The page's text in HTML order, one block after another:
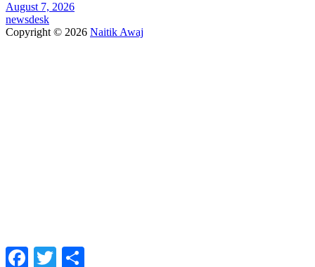
August 7, 2026
newsdesk
Copyright © 2026 Naitik Awaj
FacebookTwitter